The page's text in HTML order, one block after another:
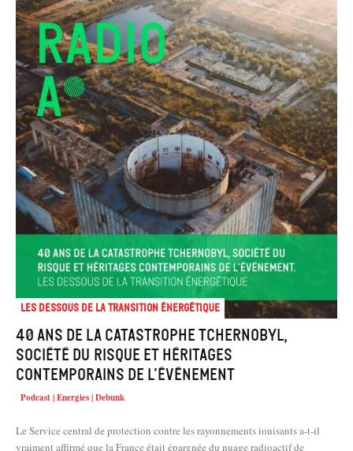
Les dessous de la transition énergétique
40 ans de la catastrophe Tchernobyl,
société du risque et héritages
contemporains de l’événement
Podcast | Energies | Debunk
Le Service central de protection contre les rayonnements ionisants a-t-il
vraiment affirmé que la France était épargnée du nuage radioactif de